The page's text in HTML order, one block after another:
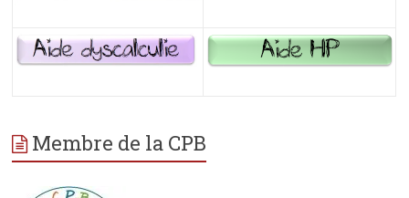
Membre de la CPB